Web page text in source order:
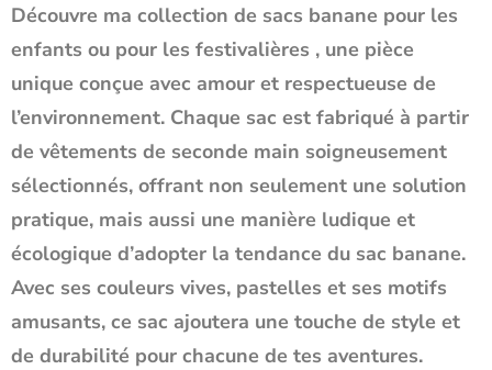
Découvre ma collection de sacs banane pour les
enfants ou pour les festivalières , une pièce
unique conçue avec amour et respectueuse de
l’environnement. Chaque sac est fabriqué à partir
de vêtements de seconde main soigneusement
sélectionnés, offrant non seulement une solution
pratique, mais aussi une manière ludique et
écologique d’adopter la tendance du sac banane.
Avec ses couleurs vives, pastelles et ses motifs
amusants, ce sac ajoutera une touche de style et
de durabilité pour chacune de tes aventures.